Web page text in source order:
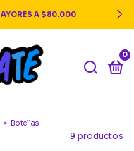
A $80.000
0
> Botellas
9 productos